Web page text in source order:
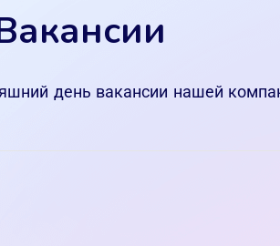
день вакансии нашей